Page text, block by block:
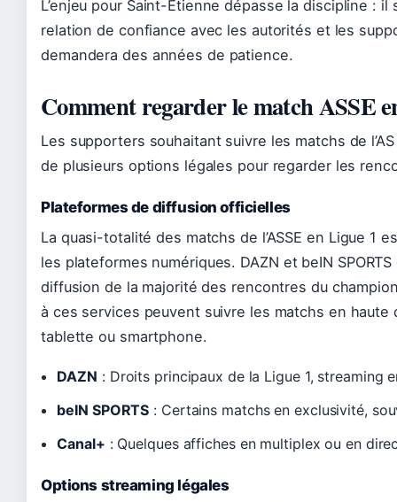
L’enjeu pour Saint-Étienne dépasse la discipline : il
relation de confiance avec les autorités et les
demandera des années de patience.
Comment regarder le match ASSE
Les supporters souhaitant suivre les matchs de
de plusieurs options légales pour regarder les
Plateformes de diffusion officielles
La quasi-totalité des matchs de l’ASSE en Ligue 1
les plateformes numériques. DAZN et beIN
diffusion de la majorité des rencontres du
à ces services peuvent suivre les matchs en haute
tablette ou smartphone.
DAZN : Droits principaux de la Ligue 1, streaming
beIN SPORTS : Certains matchs en exclusivité,
Canal+ : Quelques affiches en multiplex ou en
Options streaming légales